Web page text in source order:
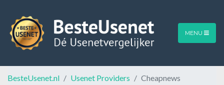
MENU
BesteUsenet.nl Usenet Providers Cheapnews